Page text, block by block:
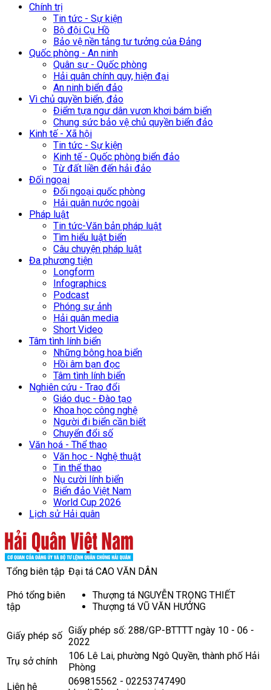
Chính trị
Tin tức - Sự kiện
Bộ đội Cụ Hồ
Bảo vệ nền tảng tư tưởng của Đảng
Quốc phòng - An ninh
Quân sự - Quốc phòng
Hải quân chính quy, hiện đại
An ninh biển đảo
Vì chủ quyền biển, đảo
Điểm tựa ngư dân vươn khơi bám biển
Chung sức bảo vệ chủ quyền biển đảo
Kinh tế - Xã hội
Tin tức - Sự kiện
Kinh tế - Quốc phòng biển đảo
Từ đất liền đến hải đảo
Đối ngoại
Đối ngoại quốc phòng
Hải quân nước ngoài
Pháp luật
Tin tức-Văn bản pháp luật
Tìm hiểu luật biển
Câu chuyện pháp luật
Đa phương tiện
Longform
Infographics
Podcast
Phóng sự ảnh
Hải quân media
Short Video
Tâm tình lính biển
Những bông hoa biển
Hồi âm bạn đọc
Tâm tình lính biển
Nghiên cứu - Trao đổi
Giáo dục - Đào tạo
Khoa học công nghệ
Người đi biển cần biết
Chuyển đổi số
Văn hoá - Thể thao
Văn học - Nghệ thuật
Tin thể thao
Nụ cười lính biển
Biển đảo Việt Nam
World Cup 2026
Lịch sử Hải quân
Tổng biên tập Đại tá CAO VĂN DÂN
Phó tổng biên
tập
Thượng tá NGUYỄN TRỌNG THIẾT
Thượng tá VŨ VĂN HƯỞNG
Giấy phép số Giấy phép số: 288/GP-BTTTT ngày 10 - 06 -
2022
Trụ sở chính
106 Lê Lai, phường Ngô Quyền, thành phố Hải
Phòng
Liên hệ
069815562 - 02253747490